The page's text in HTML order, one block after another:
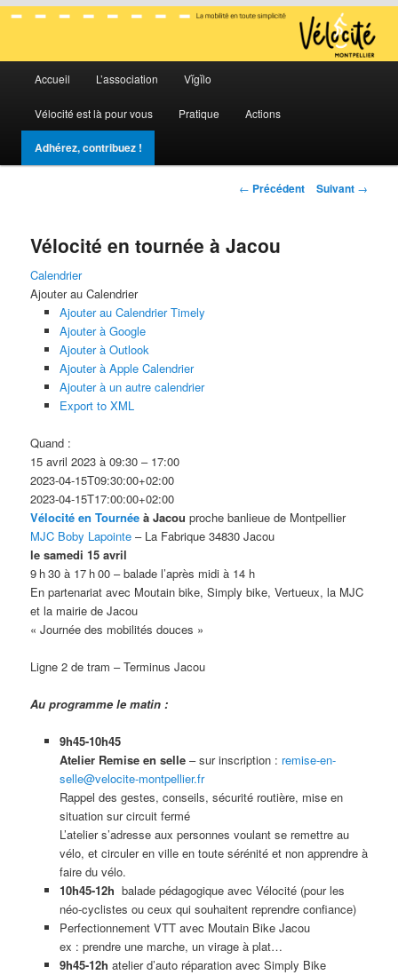
Vélocité Grand Montpellier
La mobilité en toute simplicité
Aller
au
contenu
Aller
au
contenu
Accueil L’association Vĭgĭlo
Vélocité est là pour vous Pratique Actions
Adhérez, contribuez !
Navigation
← Précédent Suivant →
Vélocité en tournée à Jacou
Calendrier
Ajouter au Calendrier
Ajouter au Calendrier Timely
Ajouter à Google
Ajouter à Outlook
Ajouter à Apple Calendrier
Ajouter à un autre calendrier
Export to XML
Quand :
15 avril 2023 à 09:30 – 17:00
2023-04-15T09:30:00+02:00
2023-04-15T17:00:00+02:00
Vélocité en Tournée à Jacouproche banlieue de Montpellier
MJC Boby Lapointe – La Fabrique 34830 Jacou
le samedi 15 avril
9 h 30 à 17 h 00 – balade l’après midi à 14 h
En partenariat avec Moutain bike, Simply bike, Vertueux, la MJC
et la mairie de Jacou
« Journée des mobilités douces »
Ligne 2 de tram – Terminus Jacou
Au programme le matin :
9h45-10h45
Atelier Remise en selle– sur inscription : remise-en-
selle@velocite-montpellier.fr
Rappel des gestes, conseils, sécurité routière, mise en
situation sur circuit fermé
L’atelier s’adresse aux personnes voulant se remettre au
vélo, et circuler en ville en toute sérénité et non apprendre à
faire du vélo.
10h45-12h balade pédagogique avec Vélocité (pour les
néo-cyclistes ou ceux qui souhaitent reprendre confiance)
Perfectionnement VTT avec Moutain Bike Jacou
ex : prendre une marche, un virage à plat…
9h45-12h atelier d’auto réparation avec Simply Bike